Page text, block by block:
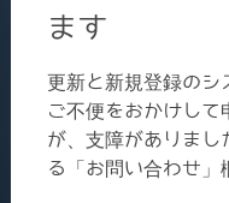
ます
更新と新規登録のシ
ご不便をおかけして
が、支障がありまし
る「お問い合わせ」